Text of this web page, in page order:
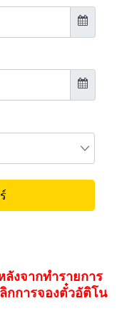
ลังจากทำรายการ
กการจองตั๋วอัติโน